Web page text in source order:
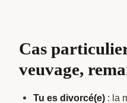
Cas
veuvage,
Tu es divorcé(e) : la